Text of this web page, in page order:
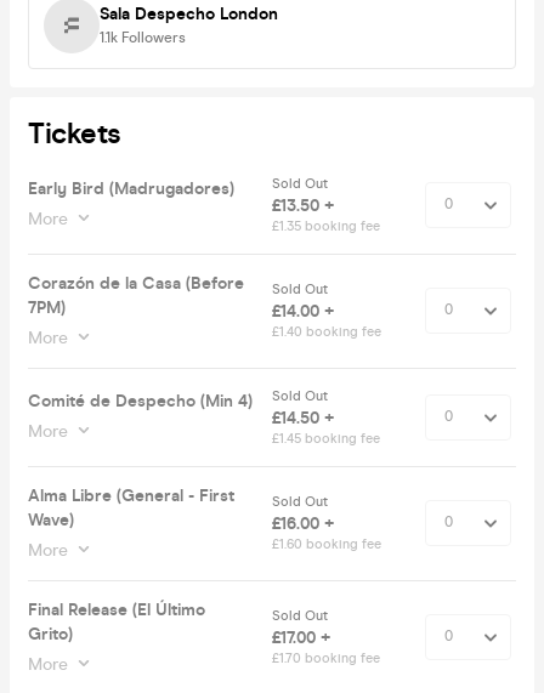
Sala Despecho London
1.1k Followers
Tickets
Early Bird (Madrugadores)
More
Sold Out
£13.50 +
£1.35 booking fee
Corazón de la Casa (Before
7PM)
More
Sold Out
£14.00 +
£1.40 booking fee
Comité de Despecho (Min 4)
More
Sold Out
£14.50 +
£1.45 booking fee
Alma Libre (General - First
Wave)
More
Sold Out
£16.00 +
£1.60 booking fee
Final Release (El Último
Grito)
More
Sold Out
£17.00 +
£1.70 booking fee